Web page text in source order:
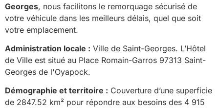
Georges, nous facilitons le remorquage sécurisé de
votre véhicule dans les meilleurs délais, quel que soit
votre emplacement.
Administration locale : Ville de Saint-Georges. L’Hôtel
de Ville est situé au Place Romain-Garros 97313 Saint-
Georges de l'Oyapock.
Démographie et territoire : Couverture d’une superficie
de 2847.52 km² pour répondre aux besoins des 4 915